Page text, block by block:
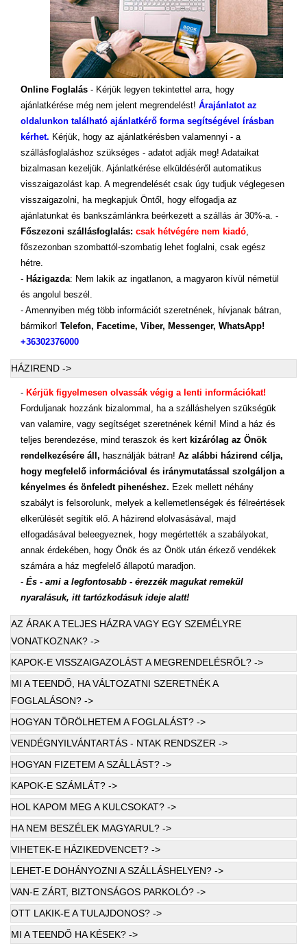
Online Foglalás - Kérjük legyen tekintettel arra, hogy
ajánlatkérése még nem jelent megrendelést! Árajánlatot az
oldalunkon található ajánlatkérő forma segítségével írásban
kérhet. Kérjük, hogy az ajánlatkérésben valamennyi - a
szállásfoglaláshoz szükséges - adatot adják meg! Adataikat
bizalmasan kezeljük. Ajánlatkérése elküldéséről automatikus
visszaigazolást kap. A megrendelését csak úgy tudjuk véglegesen
visszaigazolni, ha megkapjuk Öntől, hogy elfogadja az
ajánlatunkat és bankszámlánkra beérkezett a szállás ár 30%-a. -
Főszezoni szállásfoglalás: csak hétvégére nem kiadó,
főszezonban szombattól-szombatig lehet foglalni, csak egész
hétre.
- Házigazda: Nem lakik az ingatlanon, a magyaron kívül németül
és angolul beszél.
- Amennyiben még több információt szeretnének, hívjanak bátran,
bármikor! Telefon, Facetime, Viber, Messenger, WhatsApp!
+36302376000
HÁZIREND ->
- Kérjük figyelmesen olvassák végig a lenti információkat!
Forduljanak hozzánk bizalommal, ha a szálláshelyen szükségük
van valamire, vagy segítséget szeretnének kérni! Mind a ház és
teljes berendezése, mind teraszok és kert kizárólag az Önök
rendelkezésére áll, használják bátran! Az alábbi házirend célja,
hogy megfelelő információval és iránymutatással szolgáljon a
kényelmes és önfeledt pihenéshez. Ezek mellett néhány
szabályt is felsorolunk, melyek a kellemetlenségek és félreértések
elkerülését segítik elő. A házirend elolvasásával, majd
elfogadásával beleegyeznek, hogy megértették a szabályokat,
annak érdekében, hogy Önök és az Önök után érkező vendékek
számára a ház megfelelő állapotú maradjon.
- És - ami a legfontosabb - érezzék magukat remekül
nyaralásuk, itt tartózkodásuk ideje alatt!
AZ ÁRAK A TELJES HÁZRA VAGY EGY SZEMÉLYRE
VONATKOZNAK? ->
KAPOK-E VISSZAIGAZOLÁST A MEGRENDELÉSRŐL? ->
MI A TEENDŐ, HA VÁLTOZATNI SZERETNÉK A
FOGLALÁSON? ->
HOGYAN TÖRÖLHETEM A FOGLALÁST? ->
VENDÉGNYILVÁNTARTÁS - NTAK RENDSZER ->
HOGYAN FIZETEM A SZÁLLÁST? ->
KAPOK-E SZÁMLÁT? ->
HOL KAPOM MEG A KULCSOKAT? ->
HA NEM BESZÉLEK MAGYARUL? ->
VIHETEK-E HÁZIKEDVENCET? ->
LEHET-E DOHÁNYOZNI A SZÁLLÁSHELYEN? ->
VAN-E ZÁRT, BIZTONSÁGOS PARKOLÓ? ->
OTT LAKIK-E A TULAJDONOS? ->
MI A TEENDŐ HA KÉSEK? ->